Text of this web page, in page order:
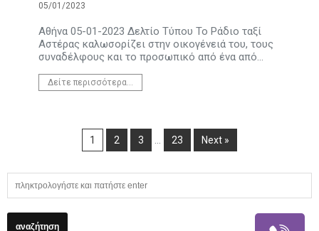
05/01/2023
Αθήνα 05-01-2023 Δελτίο Τύπου Το Ράδιο ταξί
Αστέρας καλωσορίζει στην οικογένειά του, τους
συναδέλφους και το προσωπικό από ένα από...
Δείτε περισσότερα...
1 2 3 … 23 Next »